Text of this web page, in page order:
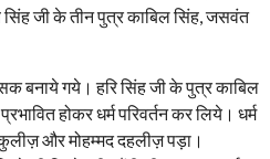
सिंह जी के तीन पुत्र काबिल सिंह, जसवंत
बनाये गये। हरि सिंह जी के पुत्र काबिल
होकर धर्म परिवर्तन कर लिये। धर्म
कुलीज़ और मोहम्मद दहलीज़ पड़ा।